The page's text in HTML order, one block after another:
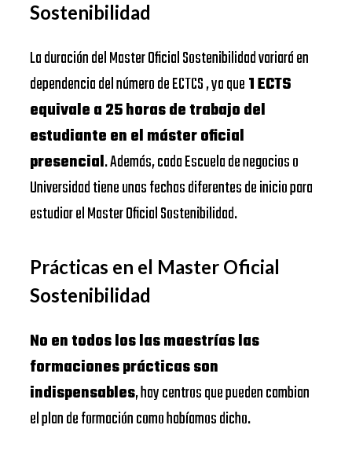
Sostenibilidad
La duración del Master Oficial Sostenibilidad variará en
dependencia del número de ECTCS , ya que1 ECTS
equivale a 25 horas de trabajo del
estudiante en el máster oficial
presencial. Además, cada Escuela de negocios o
Universidad tiene unas fechas diferentes de inicio para
estudiar el Master Oficial Sostenibilidad.
Prácticas en el Master Oficial
Sostenibilidad
No en todos los las maestrías las
formaciones prácticas son
indispensables, hay centros que pueden cambian
el plan de formación como habíamos dicho.